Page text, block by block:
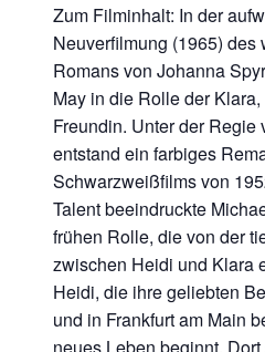
Zum Filminhalt: In der
Neuverfilmung (1965) des
Romans von Johanna
May in die Rolle der
Freundin. Unter der Regie
entstand ein farbiges
Schwarzweißfilms von
Talent beeindruckte
frühen Rolle, die von der
zwischen Heidi und Klara
Heidi, die ihre geliebten
und in Frankfurt am Main
neues Leben beginnt.